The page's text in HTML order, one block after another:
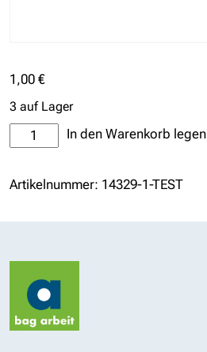
1,00 €
3 auf Lager
TEST
Menge
In den Warenkorb legen
Artikelnummer: 14329-1-TEST